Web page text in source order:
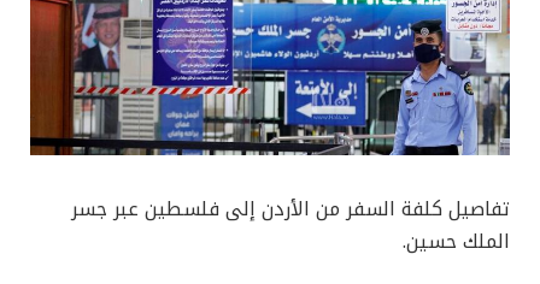
تفاصيل كلفة السفر من الأردن إلى فلسطين عبر جسر
الملك حسين.